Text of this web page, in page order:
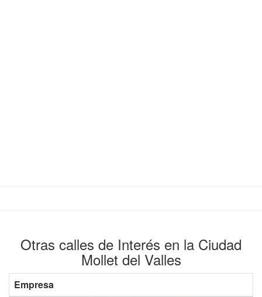
Otras calles de Interés en la Ciudad
Mollet del Valles
Empresa